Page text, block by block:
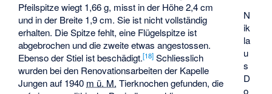
N
ik
la
u
s
D
o
Pfeilspitze wiegt 1,66 g, misst in der Höhe 2,4 cm
und in der Breite 1,9 cm. Sie ist nicht vollständig
erhalten. Die Spitze fehlt, eine Flügelspitze ist
abgebrochen und die zweite etwas angestossen.
Ebenso der Stiel ist beschädigt.[18] Schliesslich
wurden bei den Renovationsarbeiten der Kapelle
Jungen auf 1940 m ü. M. Tierknochen gefunden, die